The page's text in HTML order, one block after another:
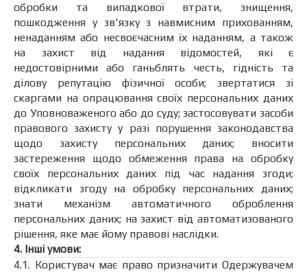
обробки та випадкової втрати, знищення,
пошкодження у зв'язку з навмисним прихованням,
ненаданням або несвоєчасним їх наданням, а також
на захист від надання відомостей, які є
недостовірними або ганьблять честь, гідність та
ділову репутацію фізичної особи; звертатися зі
скаргами на опрацювання своїх персональних даних
до Уповноваженого або до суду; застосовувати засоби
правового захисту у разі порушення законодавства
щодо захисту персональних даних; вносити
застереження щодо обмеження права на обробку
своїх персональних даних під час надання згоди;
відкликати згоду на обробку персональних даних;
знати механізм автоматичного оброблення
персональних даних; на захист від автоматизованого
рішення, яке має йому правові наслідки.
4. Інші умови:
4.1. Користувач має право призначити Одержувачем